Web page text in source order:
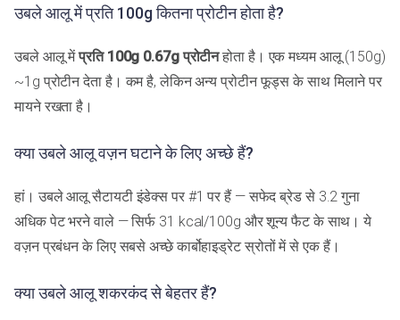
उबले आलू में प्रति 100g कितना प्रोटीन होता है?
उबले आलू मेंप्रति 100g 0.67g प्रोटीनहोता है। एक मध्यम आलू (150g)
~1g प्रोटीन देता है। कम है, लेकिन अन्य प्रोटीन फूड्स के साथ मिलाने पर
मायने रखता है।
क्या उबले आलू वज़न घटाने के लिए अच्छे हैं?
हां। उबले आलू सैटायटी इंडेक्स पर #1 पर हैं — सफेद ब्रेड से 3.2 गुना
अधिक पेट भरने वाले — सिर्फ 31 kcal/100g और शून्य फैट के साथ। ये
वज़न प्रबंधन के लिए सबसे अच्छे कार्बोहाइड्रेट स्रोतों में से एक हैं।
क्या उबले आलू शकरकंद से बेहतर हैं?